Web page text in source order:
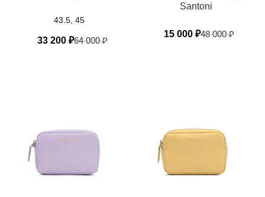
43.5, 45
33 200 ₽64 000₽
Santoni
15 000 ₽48 000₽